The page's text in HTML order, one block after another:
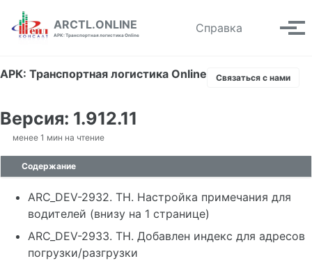
Skip to primary navigation
Skip to content
Skip to footer
ARCTL.ONLINE
АРК: Транспортная логистика Online
Справка Toggle
АРК: Транспортная логистика Online Связаться с нами
Версия: 1.912.11
менее 1 мин на чтение
Содержание
ARC_DEV-2932. ТН. Настройка примечания для
водителей (внизу на 1 странице)
ARC_DEV-2933. ТН. Добавлен индекс для адресов
погрузки/разгрузки